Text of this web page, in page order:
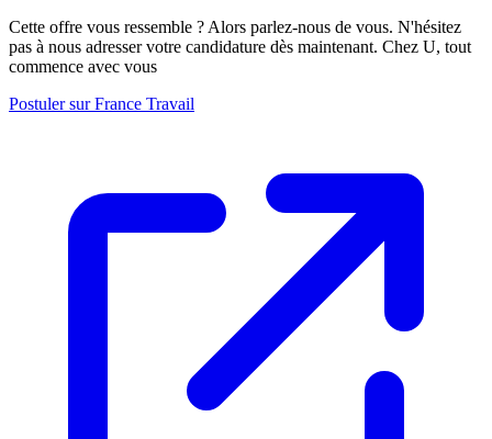
Cette offre vous ressemble ? Alors parlez-nous de vous. N'hésitez
pas à nous adresser votre candidature dès maintenant. Chez U, tout
commence avec vous
Postuler sur France Travail